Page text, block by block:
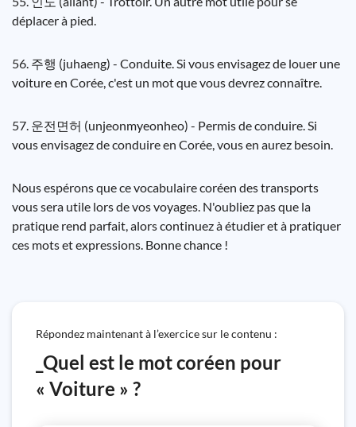
déplacer à pied.
56. 주행 (juhaeng) - Conduite. Si vous envisagez de louer une
voiture en Corée, c'est un mot que vous devrez connaître.
57. 운전면허 (unjeonmyeonheo) - Permis de conduire. Si
vous envisagez de conduire en Corée, vous en aurez besoin.
Nous espérons que ce vocabulaire coréen des transports
vous sera utile lors de vos voyages. N'oubliez pas que la
pratique rend parfait, alors continuez à étudier et à pratiquer
ces mots et expressions. Bonne chance !
Répondez maintenant à l’exercice sur le contenu :
_Quel est le mot coréen pour
« Voiture » ?